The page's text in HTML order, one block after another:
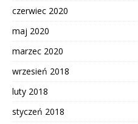
czerwiec 2020
maj 2020
marzec 2020
wrzesień 2018
luty 2018
styczeń 2018